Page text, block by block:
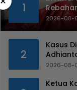
1
Tetap
2026-08-
2
Kasus
2026-08-
Ketua